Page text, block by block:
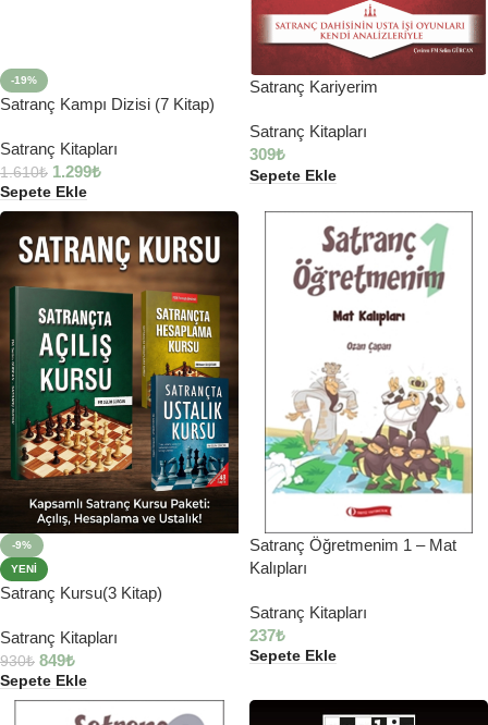
-19%
Satranç Kampı Dizisi (7 Kitap)
Satranç Kitapları
1.610₺ 1.299₺
Sepete Ekle
Satranç Kariyerim
Satranç Kitapları
309₺
Sepete Ekle
-9%
YENI
Satranç Kursu(3 Kitap)
Satranç Kitapları
930₺ 849₺
Sepete Ekle
Satranç Öğretmenim 1 – Mat
Kalıpları
Satranç Kitapları
237₺
Sepete Ekle